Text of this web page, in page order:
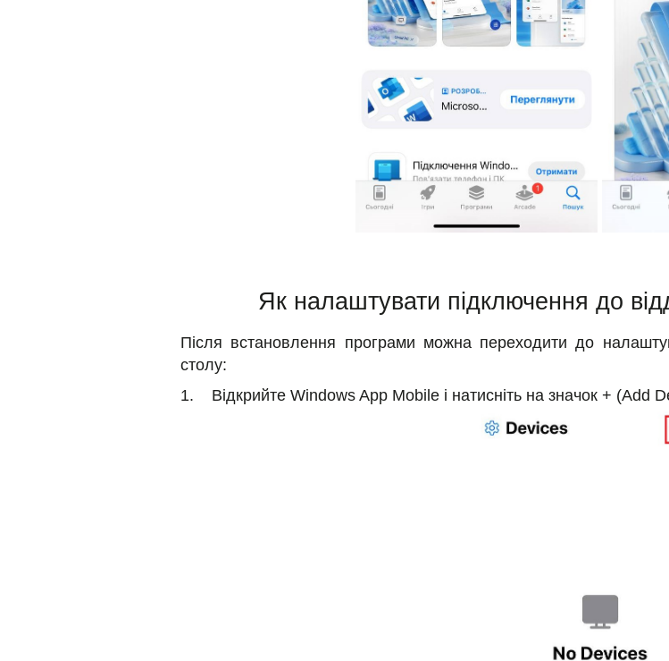
Як налаштувати підключення до
Після встановлення програми можна переходити до
столу:
1. Відкрийте Windows App Mobile і натисніть на значок + (Add